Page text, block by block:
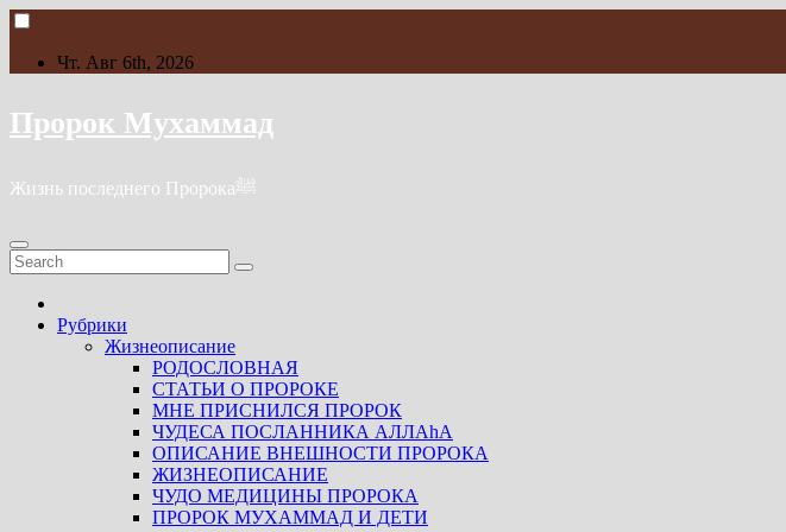
Skip
contentЧт. Авг 6th, 2026
Пророк Мухаммад
Жизнь последнего Пророкаﷺ
Рубрики
Жизнеописание
РОДОСЛОВНАЯ
СТАТЬИ О ПРОРОКЕ
МНЕ ПРИСНИЛСЯ ПРОРОК
ЧУДЕСА ПОСЛАННИКА АЛЛАhА
ОПИСАНИЕ ВНЕШНОСТИ ПРОРОКА
ЖИЗНЕОПИСАНИЕ
ЧУДО МЕДИЦИНЫ ПРОРОКА
ПРОРОК МУХАММАД И ДЕТИ